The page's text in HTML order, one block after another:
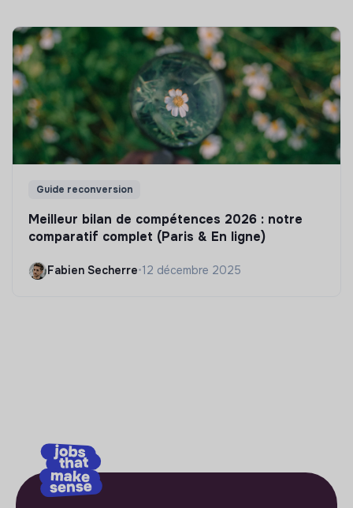
Guide reconversion
Meilleur bilan de compétences 2026 : notre
comparatif complet (Paris & En ligne)
Fabien Secherre•12 décembre 2025